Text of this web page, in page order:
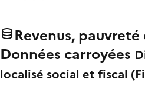
Revenus,
Données carroyées
localisé social et fiscal